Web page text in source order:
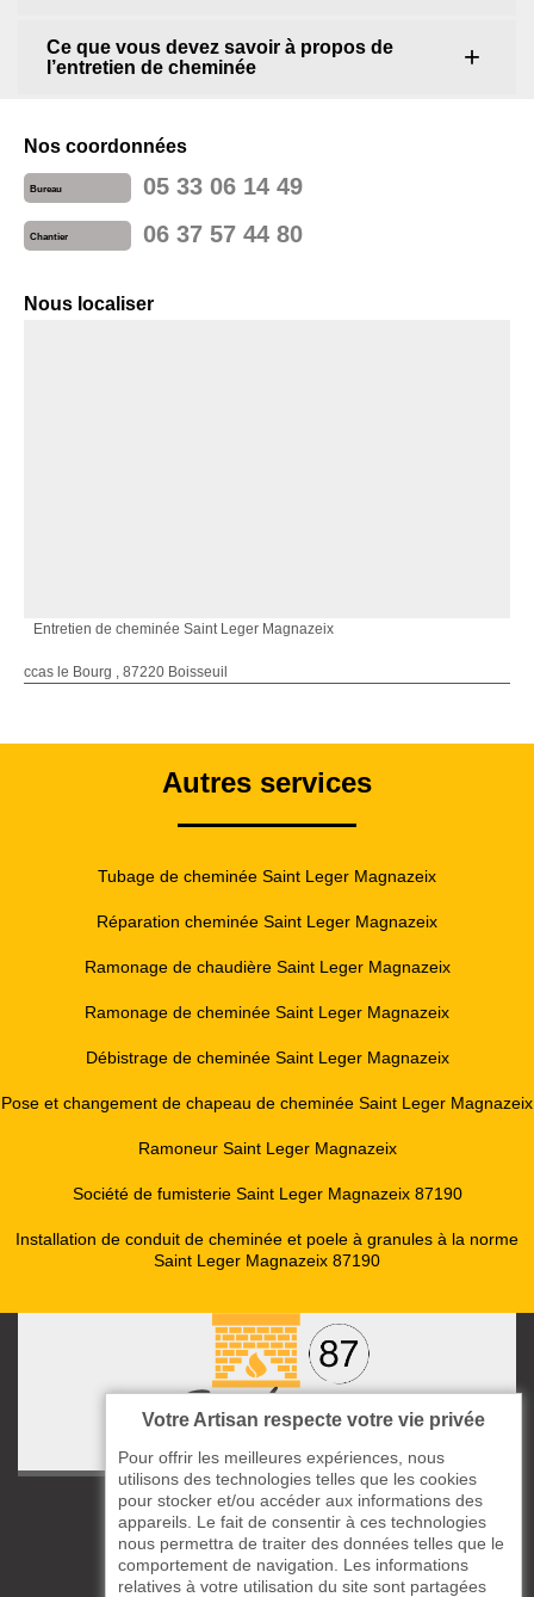
Ce que vous devez savoir à propos de
l’entretien de cheminée
Nos coordonnées
Bureau 05 33 06 14 49
Chantier 06 37 57 44 80
Nous localiser
Entretien de cheminée Saint Leger Magnazeix
ccas le Bourg , 87220 Boisseuil
Autres services
Tubage de cheminée Saint Leger Magnazeix
Réparation cheminée Saint Leger Magnazeix
Ramonage de chaudière Saint Leger Magnazeix
Ramonage de cheminée Saint Leger Magnazeix
Débistrage de cheminée Saint Leger Magnazeix
Pose et changement de chapeau de cheminée Saint Leger Magnazeix
Ramoneur Saint Leger Magnazeix
Société de fumisterie Saint Leger Magnazeix 87190
Installation de conduit de cheminée et poele à granules à la norme
Saint Leger Magnazeix 87190
ccas le Bourg
87220 Boisseuil
05 33 06 14 49
Votre Artisan respecte votre vie privée
Pour offrir les meilleures expériences, nous
utilisons des technologies telles que les cookies
pour stocker et/ou accéder aux informations des
appareils. Le fait de consentir à ces technologies
nous permettra de traiter des données telles que le
comportement de navigation. Les informations
relatives à votre utilisation du site sont partagées